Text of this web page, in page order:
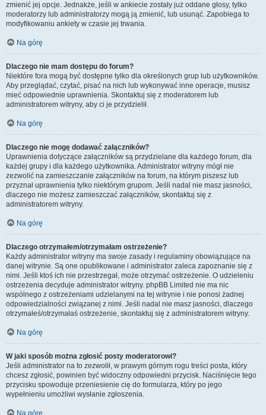
zmienić jej opcje. Jednakże, jeśli w ankiecie zostały już oddane głosy, tylko
moderatorzy lub administratorzy mogą ją zmienić, lub usunąć. Zapobiega to
modyfikowaniu ankiety w czasie jej trwania.
Na górę
Dlaczego nie mam dostępu do forum?
Niektóre fora mogą być dostępne tylko dla określonych grup lub użytkowników.
Aby przeglądać, czytać, pisać na nich lub wykonywać inne operacje, musisz
mieć odpowiednie uprawnienia. Skontaktuj się z moderatorem lub
administratorem witryny, aby ci je przydzielił.
Na górę
Dlaczego nie mogę dodawać załączników?
Uprawnienia dotyczące załączników są przydzielane dla każdego forum, dla
każdej grupy i dla każdego użytkownika. Administrator witryny mógł nie
zezwolić na zamieszczanie załączników na forum, na którym piszesz lub
przyznał uprawnienia tylko niektórym grupom. Jeśli nadal nie masz jasności,
dlaczego nie możesz zamieszczać załączników, skontaktuj się z
administratorem witryny.
Na górę
Dlaczego otrzymałem/otrzymałam ostrzeżenie?
Każdy administrator witryny ma swoje zasady i regulaminy obowiązujące na
danej witrynie. Są one opublikowane i administrator zaleca zapoznanie się z
nimi. Jeśli ktoś ich nie przestrzegał, może otrzymać ostrzeżenie. O udzieleniu
ostrzeżenia decyduje administrator witryny. phpBB Limited nie ma nic
wspólnego z ostrzeżeniami udzielanymi na tej witrynie i nie ponosi żadnej
odpowiedzialności związanej z nimi. Jeśli nadal nie masz jasności, dlaczego
otrzymałeś/otrzymałaś ostrzeżenie, skontaktuj się z administratorem witryny.
Na górę
W jaki sposób można zgłosić posty moderatorowi?
Jeśli administrator na to zezwolił, w prawym górnym rogu treści posta, który
chcesz zgłosić, powinien być widoczny odpowiedni przycisk. Naciśnięcie tego
przycisku spowoduje przeniesienie cię do formularza, który po jego
wypełnieniu umożliwi wysłanie zgłoszenia.
Na górę